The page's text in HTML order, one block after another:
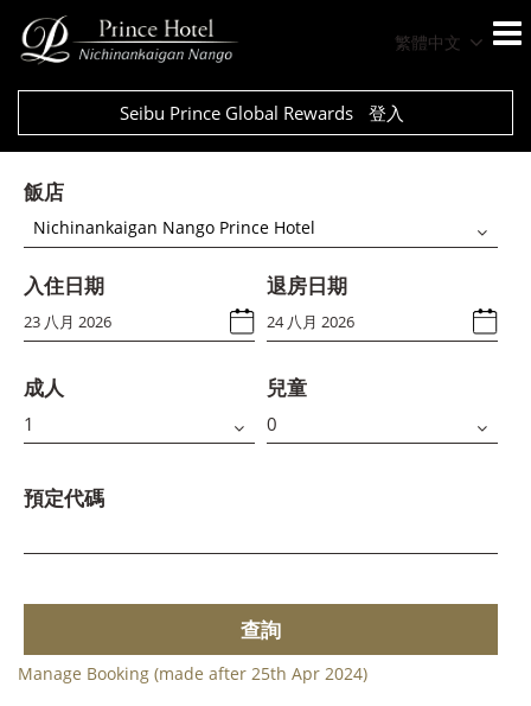
繁體中文
Seibu Prince Global Rewards 登入
飯店
Nichinankaigan Nango Prince Hotel
入住日期 退房日期
成人 兒童
預定代碼
查詢
Manage Booking (made after 25th Apr 2024)